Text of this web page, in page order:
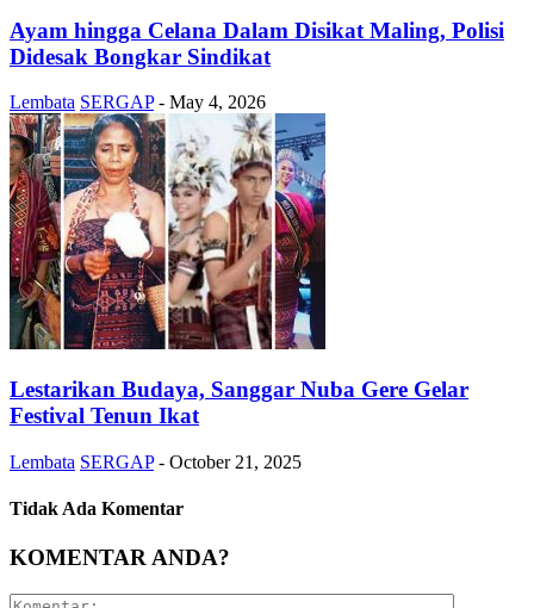
Ayam hingga Celana Dalam Disikat Maling, Polisi
Didesak Bongkar Sindikat
Lembata SERGAP - May 4, 2026
Lestarikan Budaya, Sanggar Nuba Gere Gelar
Festival Tenun Ikat
Lembata SERGAP - October 21, 2025
Tidak Ada Komentar
KOMENTAR ANDA?